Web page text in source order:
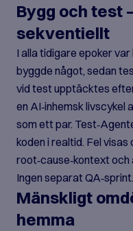
Bygg och test
sekventiellt
I alla tidigare epoker
byggde något, sedan
vid test upptäcktes
en AI‑inhemsk livscykel
som ett par.
koden i realtid. Fel
root‑cause‑kontext
Ingen separat
Mänskligt
hemma